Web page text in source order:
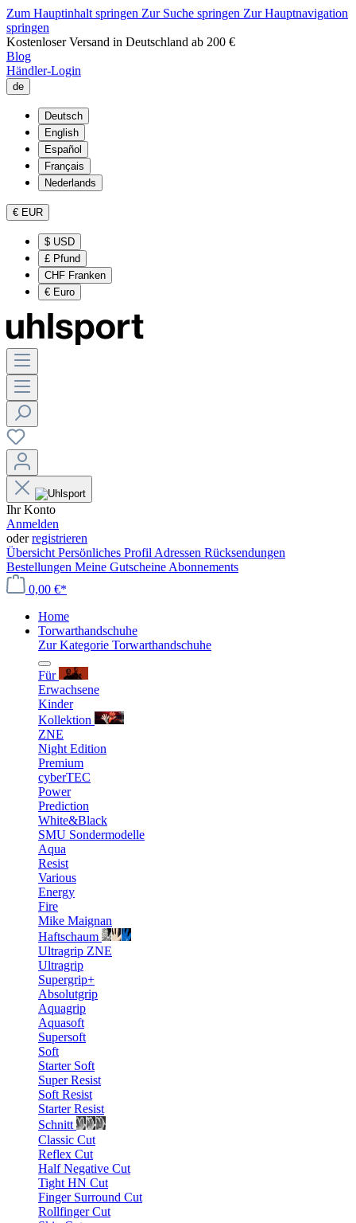
Zum Hauptinhalt springen Zur Suche springen Zur Hauptnavigation
springen
Kostenloser Versand in Deutschland ab 200 €
Blog
Händler-Login
de
Deutsch
English
Español
Français
Nederlands
€ EUR
$ USD
£ Pfund
CHF Franken
€ Euro
Ihr Konto
Anmelden
oderregistrieren
Übersicht Persönliches Profil Adressen Rücksendungen
Bestellungen Meine Gutscheine Abonnements
0,00 €*
Home
Torwarthandschuhe
Zur Kategorie Torwarthandschuhe
Für
Erwachsene
Kinder
Kollektion
ZNE
Night Edition
Premium
cyberTEC
Power
Prediction
White&Black
SMU Sondermodelle
Aqua
Resist
Various
Energy
Fire
Mike Maignan
Haftschaum
Ultragrip ZNE
Ultragrip
Supergrip+
Absolutgrip
Aquagrip
Aquasoft
Supersoft
Soft
Starter Soft
Super Resist
Soft Resist
Starter Resist
Schnitt
Classic Cut
Reflex Cut
Half Negative Cut
Tight HN Cut
Finger Surround Cut
Rollfinger Cut